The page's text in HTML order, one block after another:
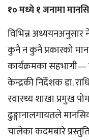
१० मध्ये १ जनामा
विभिन्न अध्ययनअनुसार
कुनै न कुनै प्रकारको
कार्यक्रमका सहभागी—
केन्द्रकी निर्देशक डा.
स्वास्थ्य शाखा प्रमुख
ढुङ्गानालगायतले
चालेका कदमबारे